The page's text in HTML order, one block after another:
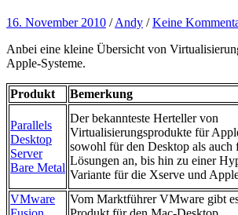
16. November 2010 /Andy /Keine
Anbei eine kleine Übersicht von
Apple-Systeme.
Produkt Bemerkung
Parallels
Desktop
Server
Bare Metal
Der bekannteste Herteller von
Virtualisierungsprodukte für
sowohl für den Desktop als auch
Lösungen an, bis hin zu einer
Variante für die Xserve und
VMware
Vom Marktführer VMware gibt